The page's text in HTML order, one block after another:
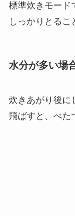
標準炊きモード
しっかりとるこ
水分が多い場
炊きあがり後に
飛ばすと、べた